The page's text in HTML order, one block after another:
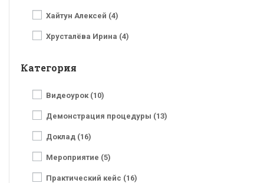
Хайтун Алексей (4)
Хрусталёва Ирина (4)
Категория
Видеоурок (10)
Демонстрация процедуры (13)
Доклад (16)
Мероприятие (5)
Практический кейс (16)